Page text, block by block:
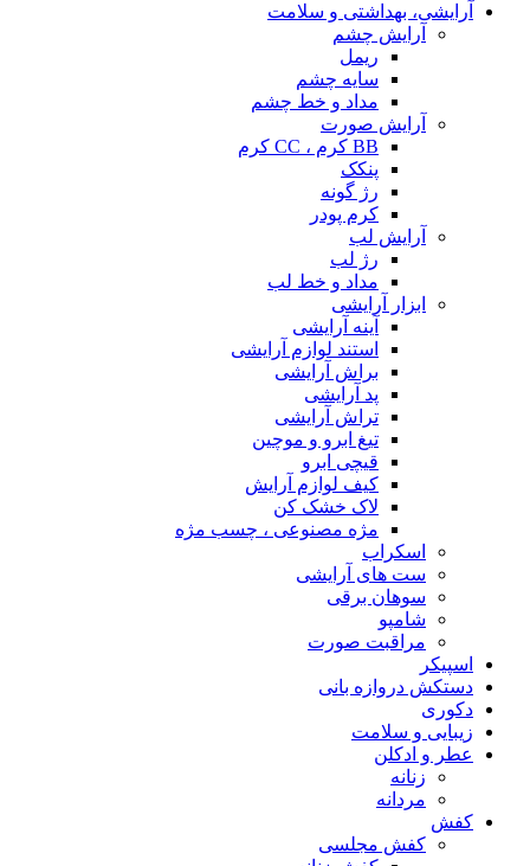
آرایشی، بهداشتی و سلامت
آرایش چشم
ریمل
سایه چشم
مداد و خط چشم
آرایش صورت
BB کرم ، CC کرم
پنکک
رژ گونه
کرم پودر
آرایش لب
رژ لب
مداد و خط لب
ابزار آرایشی
آینه آرایشی
استند لوازم آرایشی
براش آرایشی
پد آرایشی
تراش آرایشی
تیغ ابرو و موچین
قیچی ابرو
کیف لوازم آرایش
لاک خشک کن
مژه مصنوعی ، چسب مژه
اسکراب
ست های آرایشی
سوهان برقی
شامپو
مراقبت صورت
اسپیکر
دستکش دروازه بانی
دکوری
زیبایی و سلامت
عطر و ادکلن
زنانه
مردانه
کفش
کفش مجلسی